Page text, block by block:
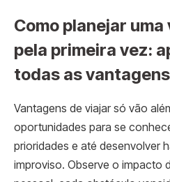
Como planejar
pela primeira vez:
todas as vantagens
Vantagens de viajar só vão
oportunidades para se
prioridades e até desenvolver
improviso. Observe o impacto